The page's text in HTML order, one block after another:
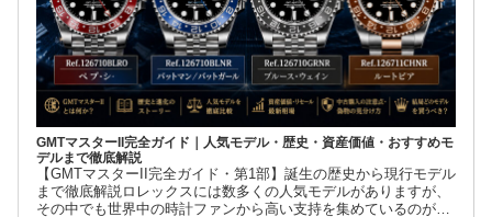
GMTマスターII完全ガイド｜人気モデル・歴史・資産価値・おすすめモ
デルまで徹底解説
【GMTマスターII完全ガイド・第1部】誕生の歴史から現行モデル
まで徹底解説ロレックスには数多くの人気モデルがありますが、
その中でも世界中の時計ファンから高い支持を集めているのが